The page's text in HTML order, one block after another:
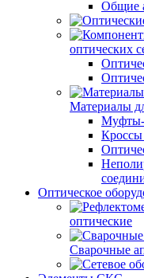
Общие
оптических
Материалы
Муфты-
Оптическое
оптические
Сварочные